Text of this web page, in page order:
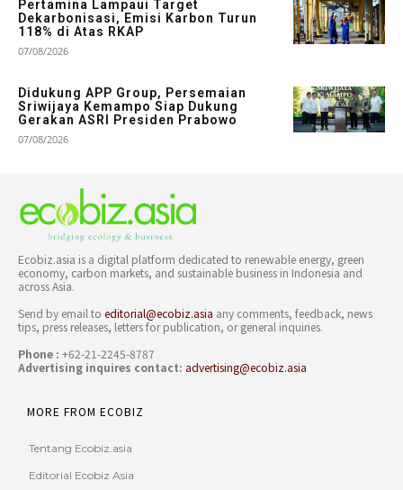
Pertamina Lampaui Target
Dekarbonisasi, Emisi Karbon Turun
118% di Atas RKAP
07/08/2026
Didukung APP Group, Persemaian
Sriwijaya Kemampo Siap Dukung
Gerakan ASRI Presiden Prabowo
07/08/2026
Ecobiz.asia is a digital platform dedicated to renewable energy, green
economy, carbon markets, and sustainable business in Indonesia and
across Asia.
Send by email to editorial@ecobiz.asia any comments, feedback, news
tips, press releases, letters for publication, or general inquiries.
Phone : +62-21-2245-8787
Advertising inquires contact: advertising@ecobiz.asia
MORE FROM ECOBIZ
Tentang Ecobiz.asia
Editorial Ecobiz Asia